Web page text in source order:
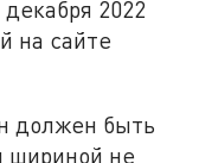
2022
на сайте
должен быть
шириной не